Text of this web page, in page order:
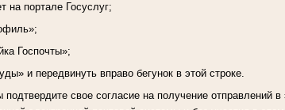
на портале Госуслуг;
Госпочты»;
и передвинуть вправо бегунок в этой строке.
свое согласие на получение отправлений